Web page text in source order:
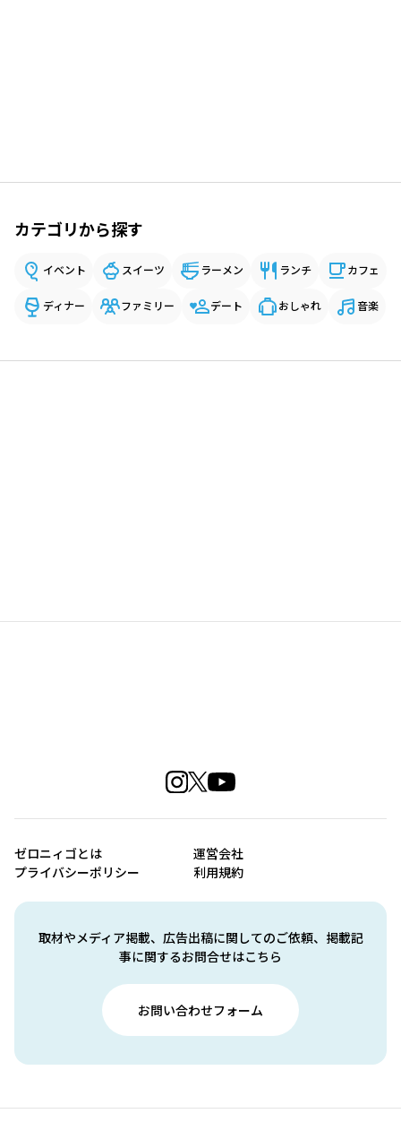
カテゴリから探す
イベント スイーツ ラーメン ランチ カフェ
ディナー ファミリー デート おしゃれ 音楽
取材やメディア掲載、広告出稿に関してのご依頼、掲載記
事に関するお問合せはこちら
お問い合わせフォーム
ゼロニィゴとは
運営会社
プライバシーポリシー
利用規約